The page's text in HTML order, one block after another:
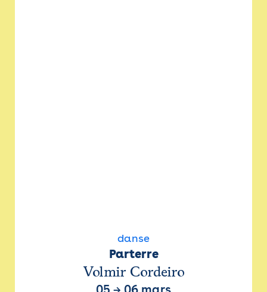
danse
Parterre
Volmir Cordeiro